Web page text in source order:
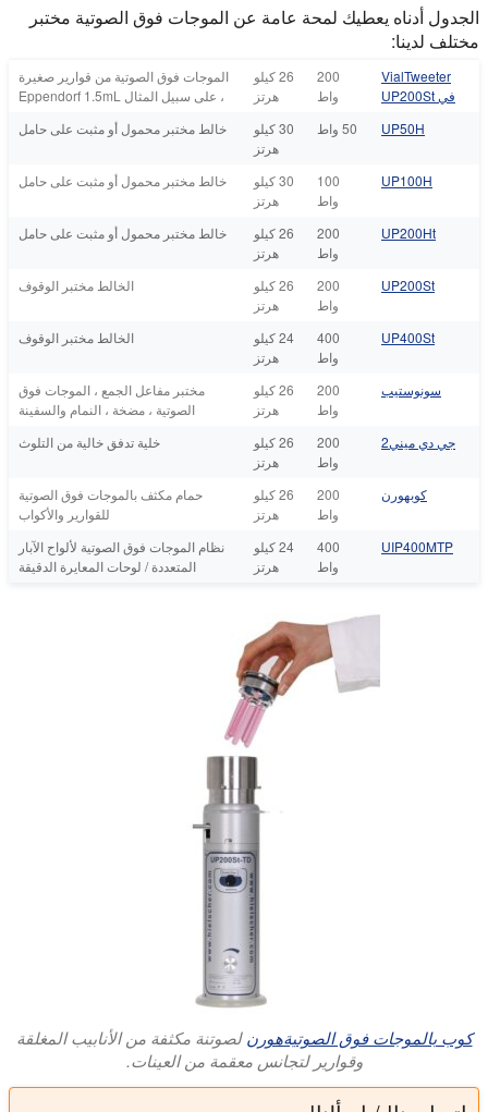
الجدول أدناه يعطيك لمحة عامة عن الموجات فوق الصوتية مختبر
مختلف لدينا:
VialTweeter
في UP200St
200
واط
26 كيلو
هرتز
الموجات فوق الصوتية من قوارير صغيرة
، على سبيل المثال Eppendorf 1.5mL
UP50H
50 واط
30 كيلو
هرتز
خالط مختبر محمول أو مثبت على حامل
UP100H
100
واط
30 كيلو
هرتز
خالط مختبر محمول أو مثبت على حامل
UP200Ht
200
واط
26 كيلو
هرتز
خالط مختبر محمول أو مثبت على حامل
UP200St
200
واط
26 كيلو
هرتز
الخالط مختبر الوقوف
UP400St
400
واط
24 كيلو
هرتز
الخالط مختبر الوقوف
سونوستيب
200
واط
26 كيلو
هرتز
مختبر مفاعل الجمع ، الموجات فوق
الصوتية ، مضخة ، النمام والسفينة
جي دي ميني2
200
واط
26 كيلو
هرتز
خلية تدفق خالية من التلوث
كوبهورن
200
واط
26 كيلو
هرتز
حمام مكثف بالموجات فوق الصوتية
للقوارير والأكواب
UIP400MTP
400
واط
24 كيلو
هرتز
نظام الموجات فوق الصوتية لألواح الآبار
المتعددة / لوحات المعايرة الدقيقة
كوب بالموجات فوق الصوتيةهورنلصوتنة مكثفة من الأنابيب المغلقة
وقوارير لتجانس معقمة من العينات.